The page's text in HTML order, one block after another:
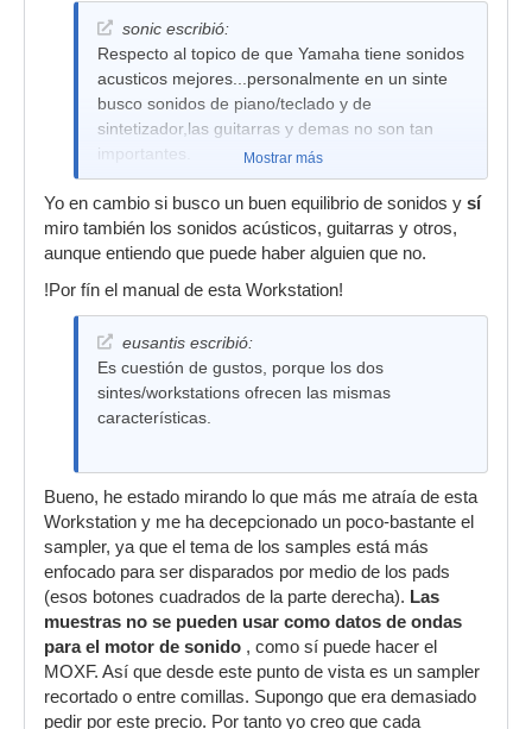
sonic escribió:
Respecto al topico de que Yamaha tiene sonidos
acusticos mejores...personalmente en un sinte
busco sonidos de piano/teclado y de
sintetizador,las guitarras y demas no son tan
importantes.
sonar a sinte.
Mostrar más
Yo en cambio si busco un buen equilibrio de sonidos y sí
miro también los sonidos acústicos, guitarras y otros,
aunque entiendo que puede haber alguien que no.
!Por fín el manual de esta Workstation!
eusantis escribió:
Es cuestión de gustos, porque los dos
sintes/workstations ofrecen las mismas
características.
Bueno, he estado mirando lo que más me atraía de esta
Workstation y me ha decepcionado un poco-bastante el
sampler, ya que el tema de los samples está más
enfocado para ser disparados por medio de los pads
(esos botones cuadrados de la parte derecha). Las
muestras no se pueden usar como datos de ondas
para el motor de sonido , como sí puede hacer el
MOXF. Así que desde este punto de vista es un sampler
recortado o entre comillas. Supongo que era demasiado
pedir por este precio. Por tanto yo creo que cada